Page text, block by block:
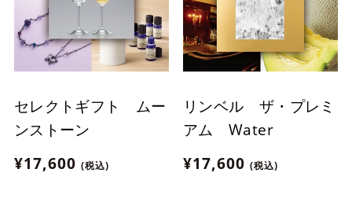
セレクトギフト ムー
ンストーン
¥17,600 (税込)
リンベル ザ・プレミ
アム Water
¥17,600 (税込)